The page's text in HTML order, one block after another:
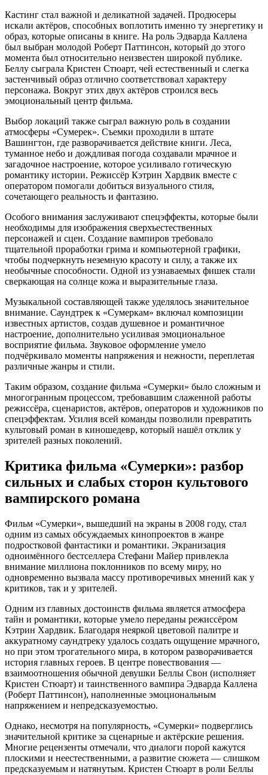
Кастинг стал важной и деликатной задачей. Продюсеры
искали актёров, способных воплотить именно ту энергетику и
образ, которые описаны в книге. На роль Эдварда Каллена
был выбран молодой Роберт Паттинсон, который до этого
момента был относительно неизвестен широкой публике.
Беллу сыграла Кристен Стюарт, чей естественный и слегка
застенчивый образ отлично соответствовал характеру
персонажа. Вокруг этих двух актёров строился весь
эмоциональный центр фильма.
Выбор локаций также сыграл важную роль в создании
атмосферы «Сумерек». Съемки проходили в штате
Вашингтон, где разворачивается действие книги. Леса,
туманное небо и дождливая погода создавали мрачное и
загадочное настроение, которое усиливало готическую
романтику истории. Режиссёр Кэтрин Хардвик вместе с
оператором помогали добиться визуального стиля,
сочетающего реальность и фантазию.
Особого внимания заслуживают спецэффекты, которые были
необходимы для изображения сверхъестественных
персонажей и сцен. Создание вампиров требовало
тщательной проработки грима и компьютерной графики,
чтобы подчеркнуть неземную красоту и силу, а также их
необычные способности. Одной из узнаваемых фишек стали
сверкающая на солнце кожа и выразительные глаза.
Музыкальной составляющей также уделялось значительное
внимание. Саундтрек к «Сумеркам» включал композиции
известных артистов, создав душевное и романтичное
настроение, дополнительно усиливая эмоциональное
восприятие фильма. Звуковое оформление умело
подчёркивало моменты напряжения и нежности, переплетая
различные жанры и стили.
Таким образом, создание фильма «Сумерки» было сложным и
многогранным процессом, требовавшим слаженной работы
режиссёра, сценаристов, актёров, операторов и художников по
спецэффектам. Усилия всей команды позволили превратить
культовый роман в киношедевр, который нашёл отклик у
зрителей разных поколений.
Критика фильма «Сумерки»: разбор
сильных и слабых сторон культового
вампирского романа
Фильм «Сумерки», вышедший на экраны в 2008 году, стал
одним из самых обсуждаемых кинопроектов в жанре
подростковой фантастики и романтики. Экранизация
одноимённого бестселлера Стефани Майер привлекла
внимание миллиона поклонников по всему миру, но
одновременно вызвала массу противоречивых мнений как у
критиков, так и у зрителей.
Одним из главных достоинств фильма является атмосфера
тайн и романтики, которые умело переданы режиссёром
Кэтрин Хардвик. Благодаря неяркой цветовой палитре и
аккуратному саундтреку удалось создать ощущение мрачного,
но при этом трогательного мира, в котором разворачивается
история главных героев. В центре повествования —
взаимоотношения обычной девушки Беллы Свон (исполняет
Кристен Стюарт) и таинственного вампира Эдварда Каллена
(Роберт Паттинсон), наполненные эмоциональным
напряжением и непредсказуемостью.
Однако, несмотря на популярность, «Сумерки» подверглись
значительной критике за сценарные и актёрские решения.
Многие рецензенты отмечали, что диалоги порой кажутся
плоскими и неестественными, а развитие сюжета — слишком
предсказуемым и натянутым. Кристен Стюарт в роли Беллы